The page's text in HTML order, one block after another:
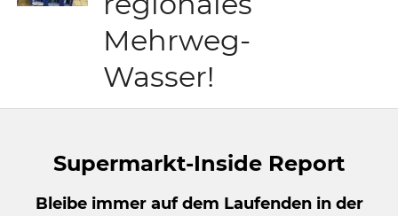
Mehrweg-
Wasser!
Supermarkt-Inside Report
Bleibe immer auf dem Laufenden in der